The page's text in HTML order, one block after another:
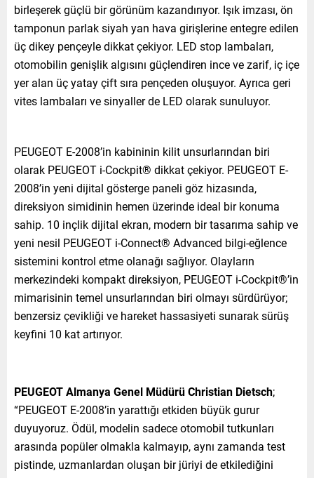
birleşerek güçlü bir görünüm kazandırıyor. Işık imzası, ön
tamponun parlak siyah yan hava girişlerine entegre edilen
üç dikey pençeyle dikkat çekiyor. LED stop lambaları,
otomobilin genişlik algısını güçlendiren ince ve zarif, iç içe
yer alan üç yatay çift sıra pençeden oluşuyor. Ayrıca geri
vites lambaları ve sinyaller de LED olarak sunuluyor.
PEUGEOT E-2008’in kabininin kilit unsurlarından biri
olarak PEUGEOT i-Cockpit® dikkat çekiyor. PEUGEOT E-
2008’in yeni dijital gösterge paneli göz hizasında,
direksiyon simidinin hemen üzerinde ideal bir konuma
sahip. 10 inçlik dijital ekran, modern bir tasarıma sahip ve
yeni nesil PEUGEOT i-Connect® Advanced bilgi-eğlence
sistemini kontrol etme olanağı sağlıyor. Olayların
merkezindeki kompakt direksiyon, PEUGEOT i-Cockpit®’in
mimarisinin temel unsurlarından biri olmayı sürdürüyor;
benzersiz çevikliği ve hareket hassasiyeti sunarak sürüş
keyfini 10 kat artırıyor.
PEUGEOT Almanya Genel Müdürü Christian Dietsch;
“PEUGEOT E-2008’in yarattığı etkiden büyük gurur
duyuyoruz. Ödül, modelin sadece otomobil tutkunları
arasında popüler olmakla kalmayıp, aynı zamanda test
pistinde, uzmanlardan oluşan bir jüriyi de etkilediğini